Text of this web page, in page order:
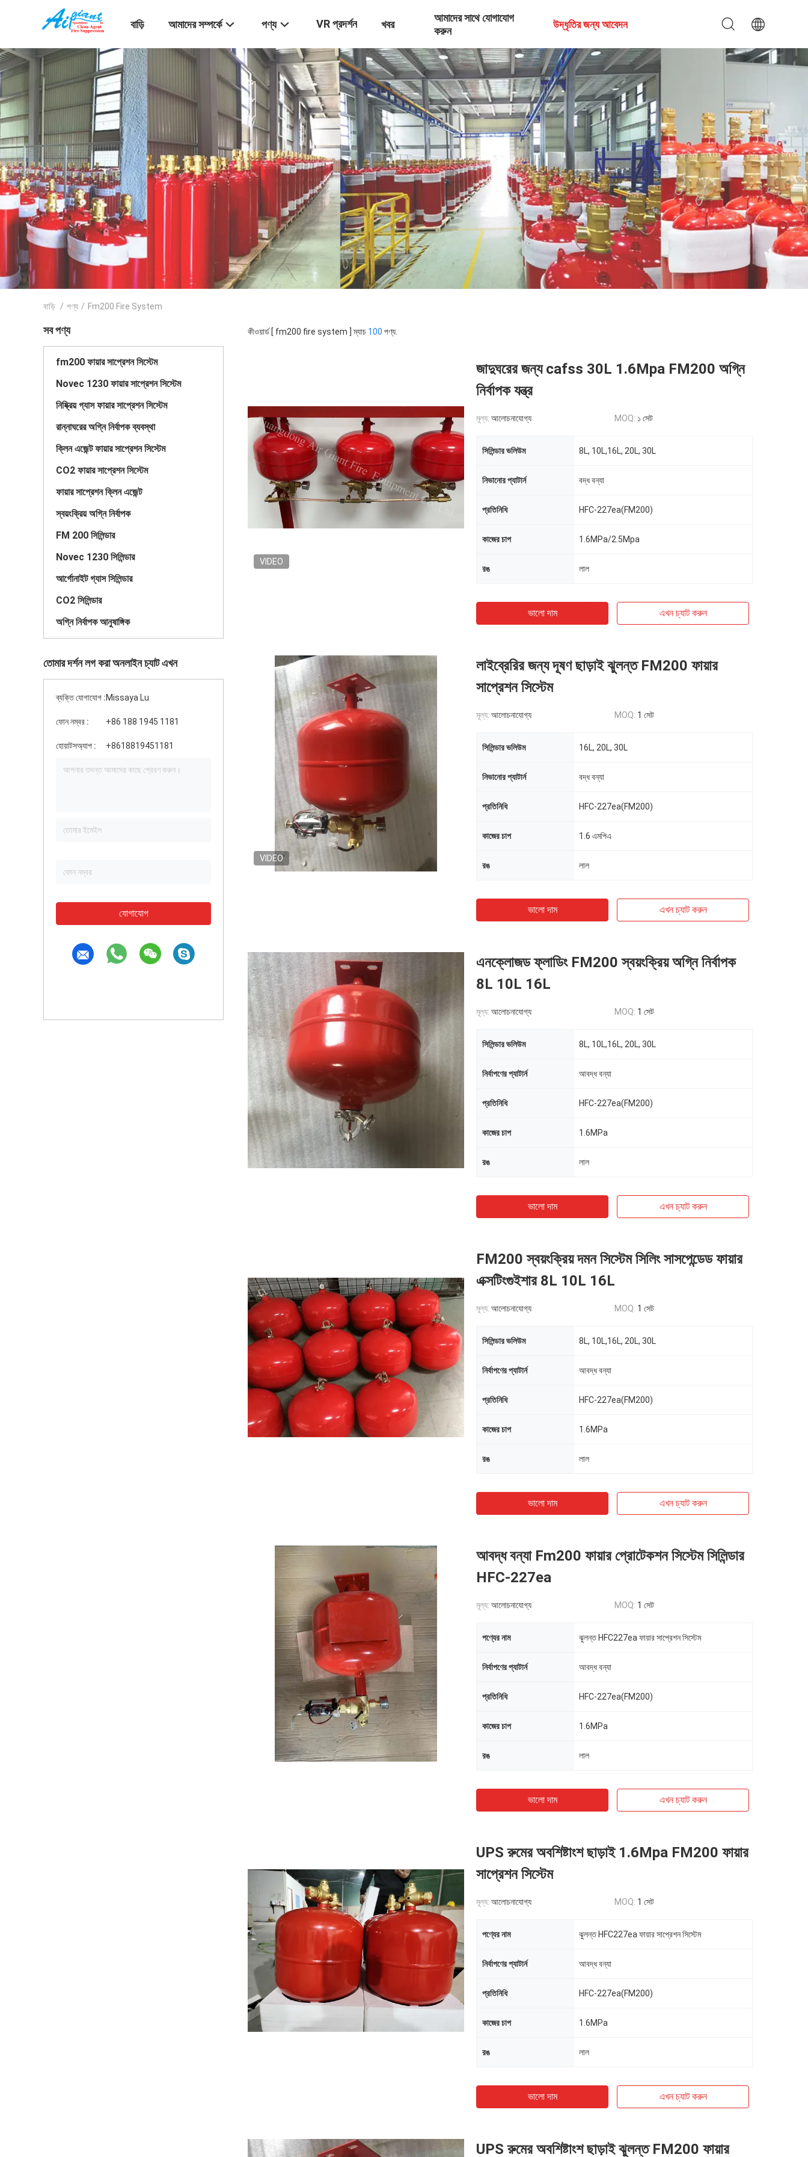
বাড়ি আমাদের সম্পর্কে পণ্য VR প্রদর্শন খবর
আমাদের সাথে যোগাযোগ
করুন
উদ্ধৃতির জন্য আবেদন
বাড়ি / পণ্য / Fm200 Fire System
সব পণ্য
fm200 ফায়ার সাপ্রেশন সিস্টেম
Novec 1230 ফায়ার সাপ্রেশন সিস্টেম
নিষ্ক্রিয় গ্যাস ফায়ার সাপ্রেশন সিস্টেম
রান্নাঘরের অগ্নি নির্বাপক ব্যবস্থা
ক্লিন এজেন্ট ফায়ার সাপ্রেশন সিস্টেম
CO2 ফায়ার সাপ্রেশন সিস্টেম
ফায়ার সাপ্রেশন ক্লিন এজেন্ট
স্বয়ংক্রিয় অগ্নি নির্বাপক
FM 200 সিলিন্ডার
Novec 1230 সিলিন্ডার
আর্গোনাইট গ্যাস সিলিন্ডার
CO2 সিলিন্ডার
অগ্নি নির্বাপক আনুষাঙ্গিক
তোমার দর্শন লগ করা অনলাইন চ্যাট এখন
ব্যক্তি যোগাযোগ :Missaya Lu
ফোন নম্বর : +86 188 1945 1181
হোয়াটসঅ্যাপ : +8618819451181
যোগাযোগ
কীওয়ার্ড [ fm200 fire system ] ম্যাচ 100 পণ্য.
VIDEO
জাদুঘরের জন্য cafss 30L 1.6Mpa FM200 অগ্নি
নির্বাপক যন্ত্র
মূল্য: আলোচনাযোগ্য MOQ: ১ সেট
সিলিন্ডার ভলিউম 8L, 10L,16L, 20L, 30L
নিভানোর প্যাটার্ন বদ্ধ বন্যা
প্রতিনিধি HFC-227ea(FM200)
কাজের চাপ 1.6MPa/2.5Mpa
রঙ লাল
ভালো দাম এখন চ্যাট করুন
VIDEO
লাইব্রেরির জন্য দূষণ ছাড়াই ঝুলন্ত FM200 ফায়ার
সাপ্রেশন সিস্টেম
মূল্য: আলোচনাযোগ্য MOQ: 1 সেট
সিলিন্ডার ভলিউম 16L, 20L, 30L
নিভানোর প্যাটার্ন বদ্ধ বন্যা
প্রতিনিধি HFC-227ea(FM200)
কাজের চাপ 1.6 এমপিএ
রঙ লাল
ভালো দাম এখন চ্যাট করুন
এনক্লোজড ফ্লাডিং FM200 স্বয়ংক্রিয় অগ্নি নির্বাপক
8L 10L 16L
মূল্য: আলোচনাযোগ্য MOQ: 1 সেট
সিলিন্ডার ভলিউম 8L, 10L,16L, 20L, 30L
নির্বাপণের প্যাটার্ন আবদ্ধ বন্যা
প্রতিনিধি HFC-227ea(FM200)
কাজের চাপ 1.6MPa
রঙ লাল
ভালো দাম এখন চ্যাট করুন
FM200 স্বয়ংক্রিয় দমন সিস্টেম সিলিং সাসপেন্ডেড ফায়ার
এক্সটিংগুইশার 8L 10L 16L
মূল্য: আলোচনাযোগ্য MOQ: 1 সেট
সিলিন্ডার ভলিউম 8L, 10L,16L, 20L, 30L
নির্বাপণের প্যাটার্ন আবদ্ধ বন্যা
প্রতিনিধি HFC-227ea(FM200)
কাজের চাপ 1.6MPa
রঙ লাল
ভালো দাম এখন চ্যাট করুন
আবদ্ধ বন্যা Fm200 ফায়ার প্রোটেকশন সিস্টেম সিলিন্ডার
HFC-227ea
মূল্য: আলোচনাযোগ্য MOQ: 1 সেট
পণ্যের নাম ঝুলন্ত HFC227ea ফায়ার সাপ্রেশন সিস্টেম
নির্বাপণের প্যাটার্ন আবদ্ধ বন্যা
প্রতিনিধি HFC-227ea(FM200)
কাজের চাপ 1.6MPa
রঙ লাল
ভালো দাম এখন চ্যাট করুন
UPS রুমের অবশিষ্টাংশ ছাড়াই 1.6Mpa FM200 ফায়ার
সাপ্রেশন সিস্টেম
মূল্য: আলোচনাযোগ্য MOQ: 1 সেট
পণ্যের নাম ঝুলন্ত HFC227ea ফায়ার সাপ্রেশন সিস্টেম
নির্বাপণের প্যাটার্ন আবদ্ধ বন্যা
প্রতিনিধি HFC-227ea(FM200)
কাজের চাপ 1.6MPa
রঙ লাল
ভালো দাম এখন চ্যাট করুন
UPS রুমের অবশিষ্টাংশ ছাড়াই ঝুলন্ত FM200 ফায়ার